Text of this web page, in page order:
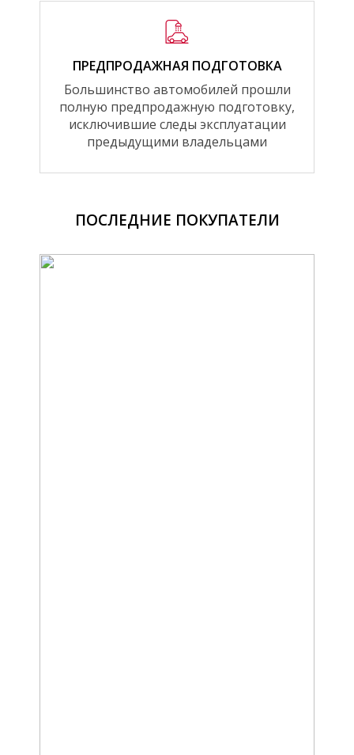
ПРЕДПРОДАЖНАЯ ПОДГОТОВКА
Большинство автомобилей прошли
полную предпродажную подготовку,
исключившие следы эксплуатации
предыдущими владельцами
ПОСЛЕДНИЕ ПОКУПАТЕЛИ